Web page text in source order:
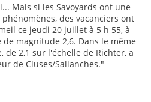
Mais si les Savoyards ont une
des vacanciers ont
ce jeudi 20 juillet à 5 h 55, à
de magnitude 2,6. Dans le même
de 2,1 sur l'échelle de Richter, a
de Cluses/Sallanches."